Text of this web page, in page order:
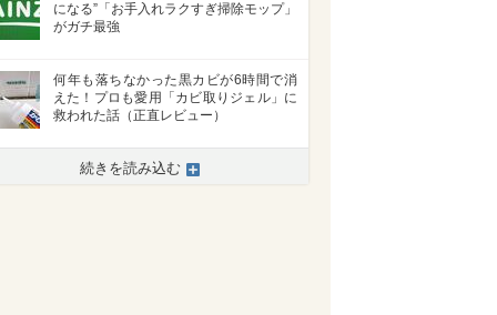
になる”「お手入れラクすぎ掃除モップ」
がガチ最強
何年も落ちなかった黒カビが6時間で消
えた！プロも愛用「カビ取りジェル」に
救われた話（正直レビュー）
続きを読み込む